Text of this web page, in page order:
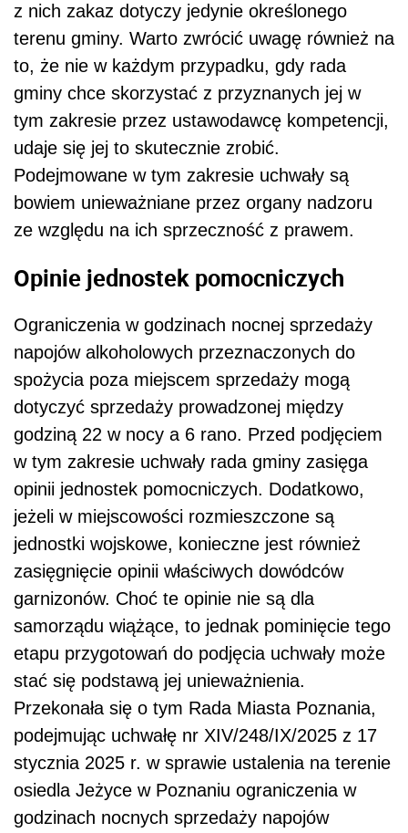
z nich zakaz dotyczy jedynie określonego
terenu gminy. Warto zwrócić uwagę również na
to, że nie w każdym przypadku, gdy rada
gminy chce skorzystać z przyznanych jej w
tym zakresie przez ustawodawcę kompetencji,
udaje się jej to skutecznie zrobić.
Podejmowane w tym zakresie uchwały są
bowiem unieważniane przez organy nadzoru
ze względu na ich sprzeczność z prawem.
Opinie jednostek pomocniczych
Ograniczenia w godzinach nocnej sprzedaży
napojów alkoholowych przeznaczonych do
spożycia poza miejscem sprzedaży mogą
dotyczyć sprzedaży prowadzonej między
godziną 22 w nocy a 6 rano. Przed podjęciem
w tym zakresie uchwały rada gminy zasięga
opinii jednostek pomocniczych. Dodatkowo,
jeżeli w miejscowości rozmieszczone są
jednostki wojskowe, konieczne jest również
zasięgnięcie opinii właściwych dowódców
garnizonów. Choć te opinie nie są dla
samorządu wiążące, to jednak pominięcie tego
etapu przygotowań do podjęcia uchwały może
stać się podstawą jej unieważnienia.
Przekonała się o tym Rada Miasta Poznania,
podejmując uchwałę nr XIV/248/IX/2025 z 17
stycznia 2025 r. w sprawie ustalenia na terenie
osiedla Jeżyce w Poznaniu ograniczenia w
godzinach nocnych sprzedaży napojów